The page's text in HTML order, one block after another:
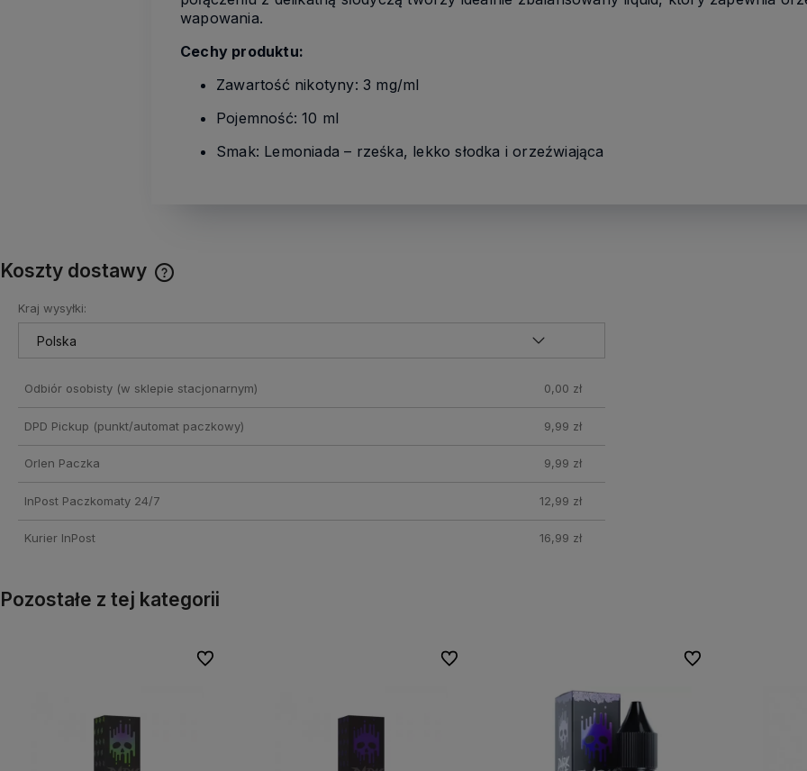
wapowania.
Cechy produktu:
Zawartość nikotyny: 3 mg/ml
Pojemność: 10 ml
Smak: Lemoniada – rześka, lekko słodka i orzeźwiająca
Koszty dostawy
Kraj wysyłki:
Odbiór osobisty(w sklepie stacjonarnym) 0,00 zł
DPD Pickup (punkt/automat paczkowy) 9,99 zł
Orlen Paczka 9,99 zł
InPost Paczkomaty 24/7 12,99 zł
Kurier InPost 16,99 zł
Pozostałe z tej kategorii
Do ulubionych
Do ulubionych Do ulubionych
Do ulubionych Do ulubionych
Do ulubionych